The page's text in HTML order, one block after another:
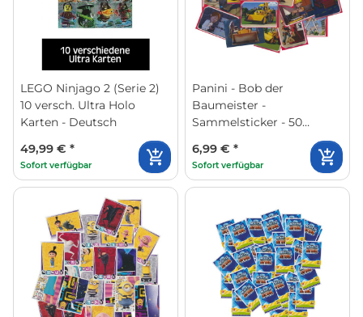
LEGO Ninjago 2 (Serie 2)
10 versch. Ultra Holo
Karten - Deutsch
49,99 € *
Sofort verfügbar
Panini - Bob der
Baumeister -
Sammelsticker - 50
6,99 € *
Sofort verfügbar